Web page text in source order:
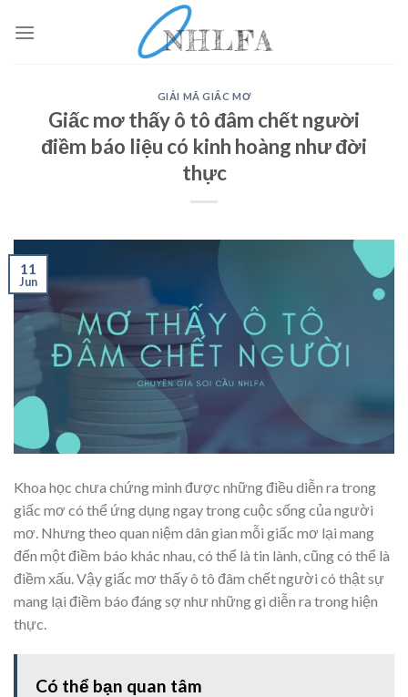
GIẢI MÃ GIẤC MƠ
Giấc mơ thấy ô tô đâm chết người
điềm báo liệu có kinh hoàng như đời
thực
11
Jun
Khoa học chưa chứng minh được những điều diễn ra trong
giấc mơ có thể ứng dụng ngay trong cuộc sống của người
mơ. Nhưng theo quan niệm dân gian mỗi giấc mơ lại mang
đến một điềm báo khác nhau, có thể là tin lành, cũng có thể là
điềm xấu. Vậy giấc mơ thấy ô tô đâm chết người có thật sự
mang lại điềm báo đáng sợ như những gì diễn ra trong hiện
thực.
Có thể bạn quan tâm